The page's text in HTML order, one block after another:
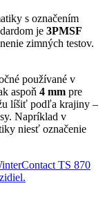
s označením
je 3PMSF
zimných testov.
používané v
aspoň 4 mm pre
líšiť podľa krajiny –
Napríklad v
niesť označenie